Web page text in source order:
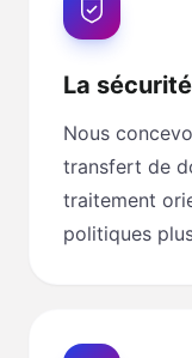
La
Nous
transfert de
traitement
politiques